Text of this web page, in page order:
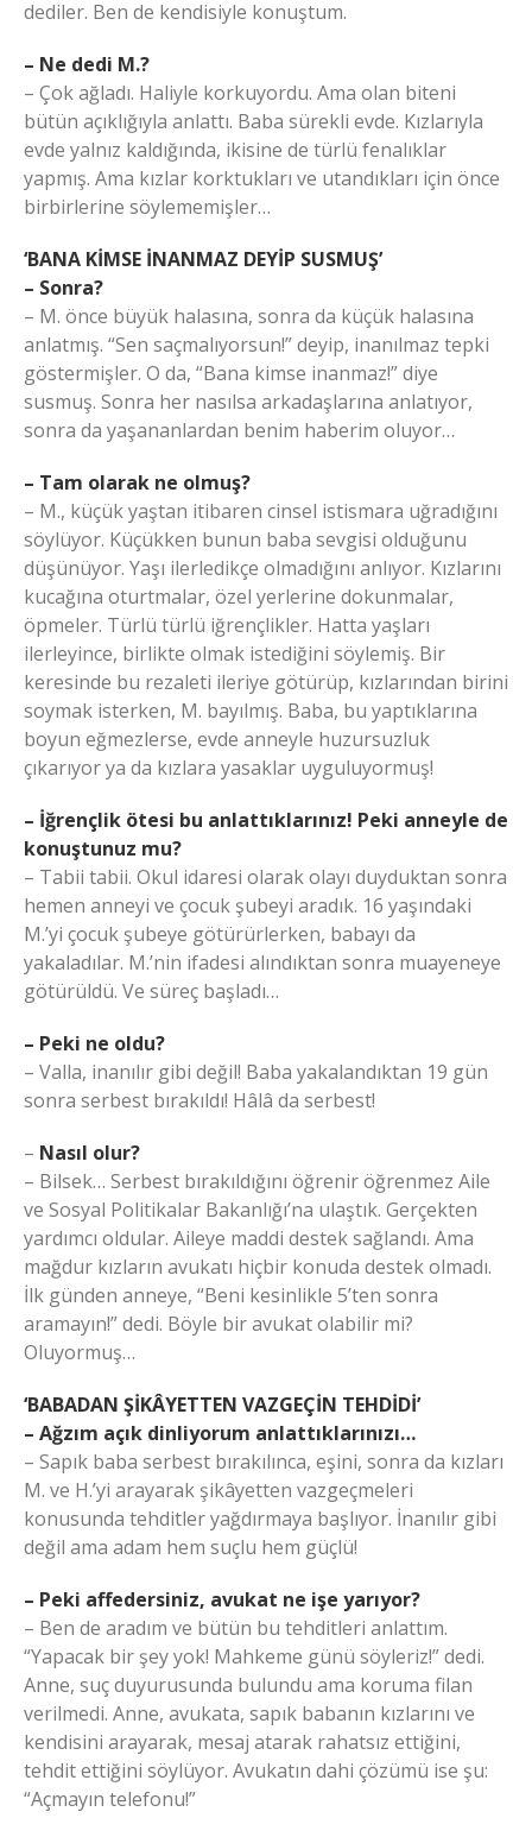
dediler. Ben de kendisiyle konuştum.
– Ne dedi M.?
– Çok ağladı. Haliyle korkuyordu. Ama olan biteni
bütün açıklığıyla anlattı. Baba sürekli evde. Kızlarıyla
evde yalnız kaldığında, ikisine de türlü fenalıklar
yapmış. Ama kızlar korktukları ve utandıkları için önce
birbirlerine söylememişler…
‘BANA KİMSE İNANMAZ DEYİP SUSMUŞ’
– Sonra?
– M. önce büyük halasına, sonra da küçük halasına
anlatmış. “Sen saçmalıyorsun!” deyip, inanılmaz tepki
göstermişler. O da, “Bana kimse inanmaz!” diye
susmuş. Sonra her nasılsa arkadaşlarına anlatıyor,
sonra da yaşananlardan benim haberim oluyor…
– Tam olarak ne olmuş?
– M., küçük yaştan itibaren cinsel istismara uğradığını
söylüyor. Küçükken bunun baba sevgisi olduğunu
düşünüyor. Yaşı ilerledikçe olmadığını anlıyor. Kızlarını
kucağına oturtmalar, özel yerlerine dokunmalar,
öpmeler. Türlü türlü iğrençlikler. Hatta yaşları
ilerleyince, birlikte olmak istediğini söylemiş. Bir
keresinde bu rezaleti ileriye götürüp, kızlarından birini
soymak isterken, M. bayılmış. Baba, bu yaptıklarına
boyun eğmezlerse, evde anneyle huzursuzluk
çıkarıyor ya da kızlara yasaklar uyguluyormuş!
– İğrençlik ötesi bu anlattıklarınız! Peki anneyle de
konuştunuz mu?
– Tabii tabii. Okul idaresi olarak olayı duyduktan sonra
hemen anneyi ve çocuk şubeyi aradık. 16 yaşındaki
M.’yi çocuk şubeye götürürlerken, babayı da
yakaladılar. M.’nin ifadesi alındıktan sonra muayeneye
götürüldü. Ve süreç başladı…
– Peki ne oldu?
– Valla, inanılır gibi değil! Baba yakalandıktan 19 gün
sonra serbest bırakıldı! Hâlâ da serbest!
– Nasıl olur?
– Bilsek… Serbest bırakıldığını öğrenir öğrenmez Aile
ve Sosyal Politikalar Bakanlığı’na ulaştık. Gerçekten
yardımcı oldular. Aileye maddi destek sağlandı. Ama
mağdur kızların avukatı hiçbir konuda destek olmadı.
İlk günden anneye, “Beni kesinlikle 5’ten sonra
aramayın!” dedi. Böyle bir avukat olabilir mi?
Oluyormuş…
‘BABADAN ŞİKÂYETTEN VAZGEÇİN TEHDİDİ’
– Ağzım açık dinliyorum anlattıklarınızı…
– Sapık baba serbest bırakılınca, eşini, sonra da kızları
M. ve H.’yi arayarak şikâyetten vazgeçmeleri
konusunda tehditler yağdırmaya başlıyor. İnanılır gibi
değil ama adam hem suçlu hem güçlü!
– Peki affedersiniz, avukat ne işe yarıyor?
– Ben de aradım ve bütün bu tehditleri anlattım.
“Yapacak bir şey yok! Mahkeme günü söyleriz!” dedi.
Anne, suç duyurusunda bulundu ama koruma filan
verilmedi. Anne, avukata, sapık babanın kızlarını ve
kendisini arayarak, mesaj atarak rahatsız ettiğini,
tehdit ettiğini söylüyor. Avukatın dahi çözümü ise şu:
“Açmayın telefonu!”